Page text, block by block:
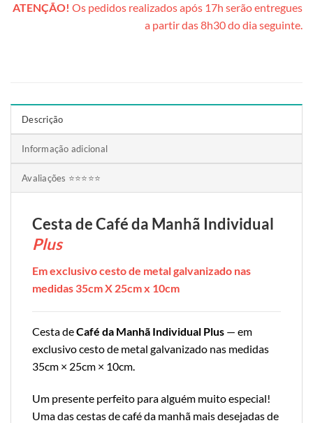
ATENÇÃO! Os pedidos realizados após 17h serão entregues
a partir das 8h30 do dia seguinte.
Descrição
Informação adicional
Avaliações ⭐⭐⭐⭐⭐
Cesta de Café da Manhã Individual
Plus
Em exclusivo cesto de metal galvanizado nas
medidas 35cm X 25cm x 10cm
Cesta deCafé da Manhã Individual Plus — em
exclusivo cesto de metal galvanizado nas medidas
35cm × 25cm × 10cm.
Um presente perfeito para alguém muito especial!
Uma das cestas de café da manhã mais desejadas de